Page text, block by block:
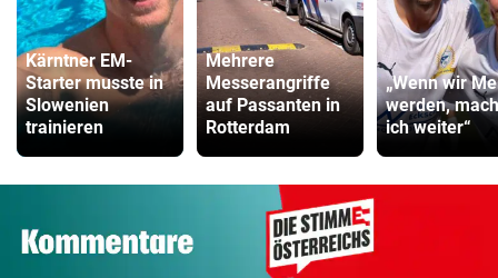
Kärntner EM-
Starter musste in
Slowenien
trainieren
Mehrere
Messerangriffe
auf Passanten in
Rotterdam
„Wenn wir
werden,
ich weiter“